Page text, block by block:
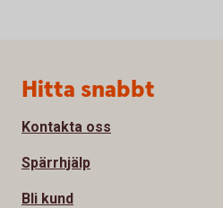
Sidfot
Hitta snabbt
Kontakta oss
Spärrhjälp
Bli kund